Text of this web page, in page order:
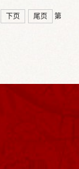
下页 尾页
第